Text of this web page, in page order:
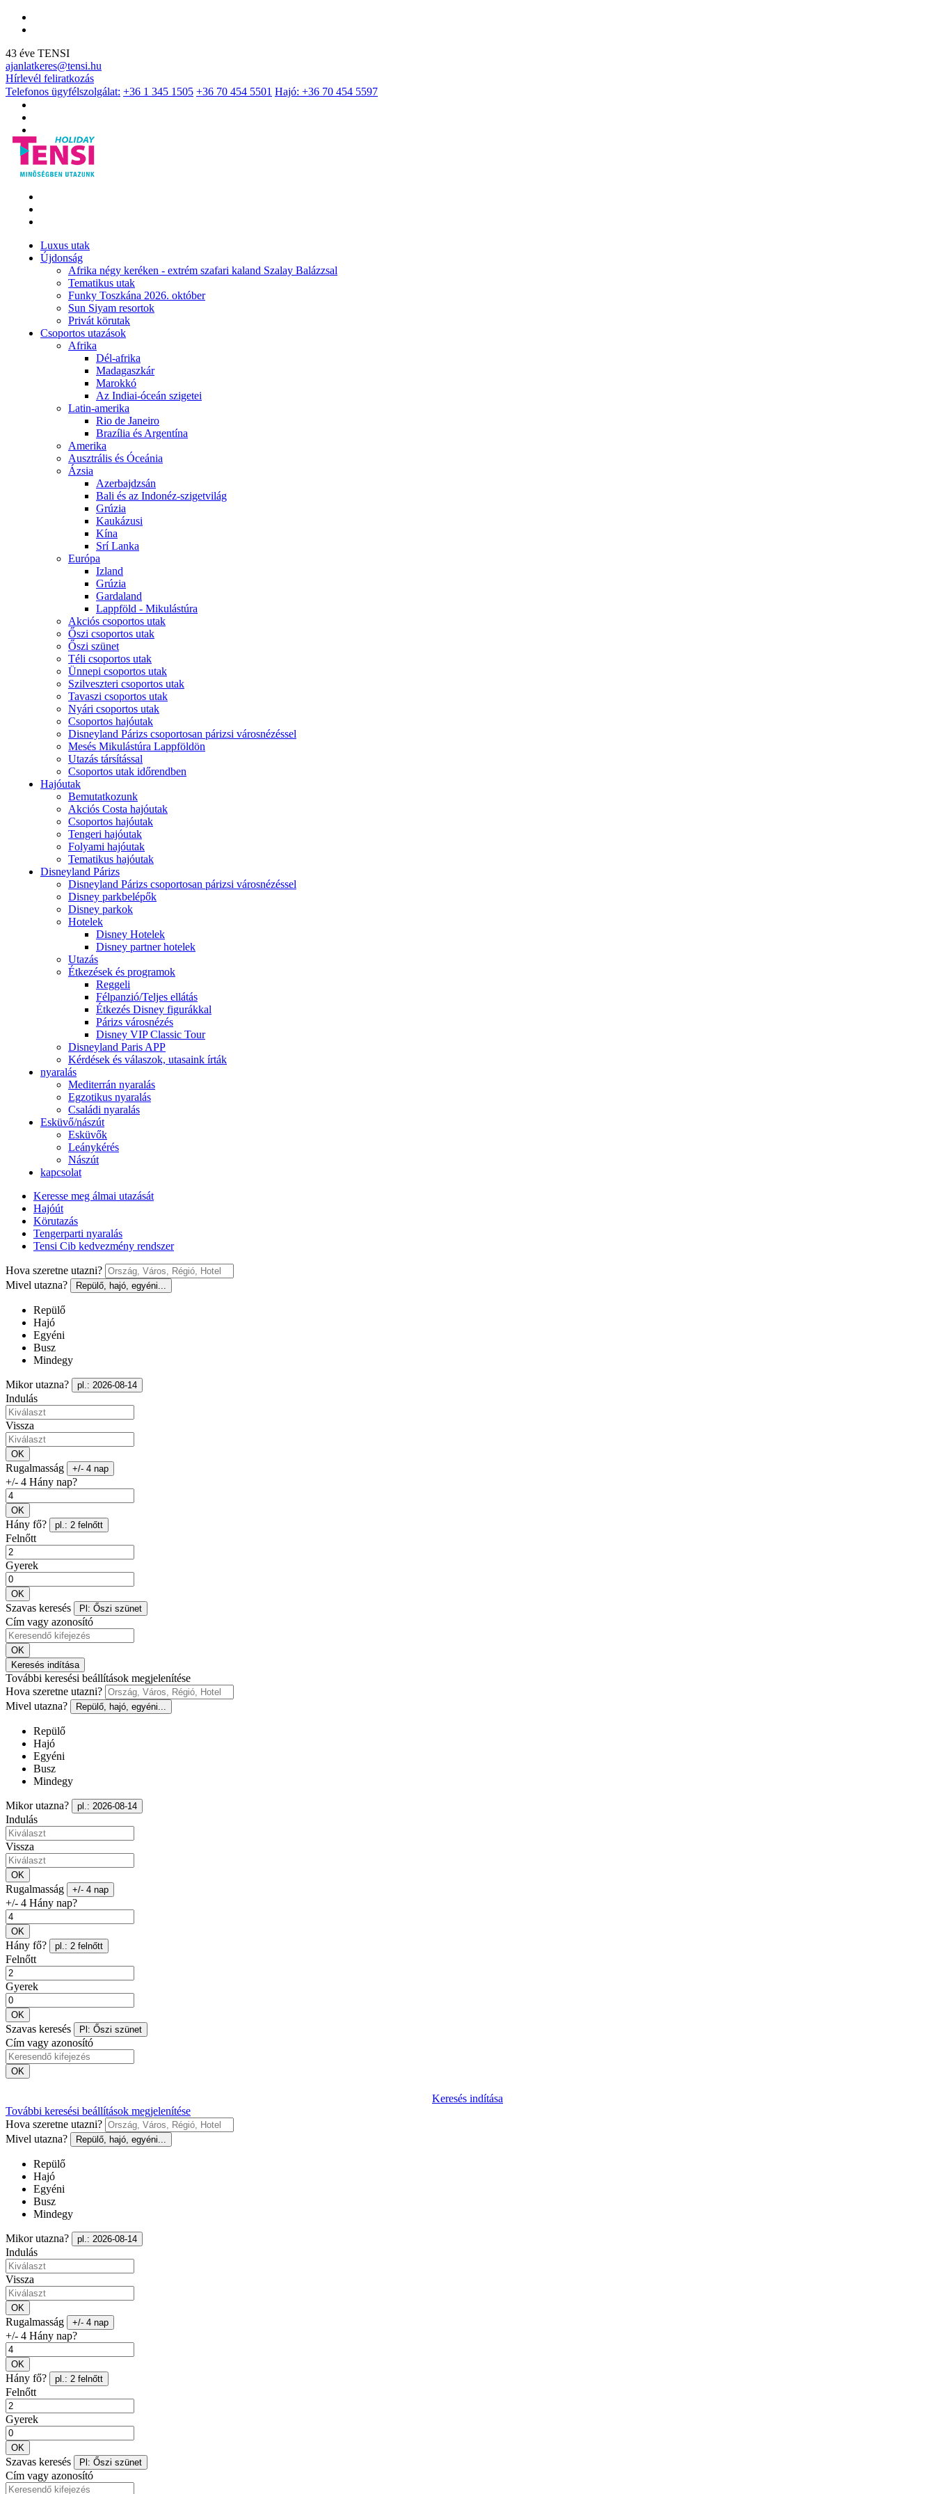
43 éve TENSI
ajanlatkeres@tensi.hu
Hírlevél feliratkozás
Telefonos ügyfélszolgálat: +36 1 345 1505 +36 70 454 5501 Hajó: +36 70 454 5597
Luxus utak
Újdonság
Afrika négy keréken - extrém szafari kaland Szalay Balázzsal
Tematikus utak
Funky Toszkána 2026. október
Sun Siyam resortok
Privát körutak
Csoportos utazások
Afrika
Dél-afrika
Madagaszkár
Marokkó
Az Indiai-óceán szigetei
Latin-amerika
Rio de Janeiro
Brazília és Argentína
Amerika
Ausztrális és Óceánia
Ázsia
Azerbajdzsán
Bali és az Indonéz-szigetvilág
Grúzia
Kaukázusi
Kína
Srí Lanka
Európa
Izland
Grúzia
Gardaland
Lappföld - Mikulástúra
Akciós csoportos utak
Őszi csoportos utak
Őszi szünet
Téli csoportos utak
Ünnepi csoportos utak
Szilveszteri csoportos utak
Tavaszi csoportos utak
Nyári csoportos utak
Csoportos hajóutak
Disneyland Párizs csoportosan párizsi városnézéssel
Mesés Mikulástúra Lappföldön
Utazás társítással
Csoportos utak időrendben
Hajóutak
Bemutatkozunk
Akciós Costa hajóutak
Csoportos hajóutak
Tengeri hajóutak
Folyami hajóutak
Tematikus hajóutak
Disneyland Párizs
Disneyland Párizs csoportosan párizsi városnézéssel
Disney parkbelépők
Disney parkok
Hotelek
Disney Hotelek
Disney partner hotelek
Utazás
Étkezések és programok
Reggeli
Félpanzió/Teljes ellátás
Étkezés Disney figurákkal
Párizs városnézés
Disney VIP Classic Tour
Disneyland Paris APP
Kérdések és válaszok, utasaink írták
nyaralás
Mediterrán nyaralás
Egzotikus nyaralás
Családi nyaralás
Esküvő/nászút
Esküvők
Leánykérés
Nászút
kapcsolat
Keresse meg álmai utazását
Hajóút
Körutazás
Tengerparti nyaralás
Tensi Cib kedvezmény rendszer
Hova szeretne utazni?
Mivel utazna?
Repülő, hajó, egyéni...
Repülő
Hajó
Egyéni
Busz
Mindegy
Mikor utazna? pl.: 2026-08-14
Indulás
Vissza
OK
Rugalmasság +/- 4 nap
+/- 4 Hány nap?
OK
Hány fő? pl.: 2 felnőtt
Felnőtt
Gyerek
OK
Szavas keresés Pl: Őszi szünet
Cím vagy azonosító
OK
Keresés indítása
További keresési beállítások megjelenítése
Hova szeretne utazni?
Mivel utazna?
Repülő, hajó, egyéni...
Repülő
Hajó
Egyéni
Busz
Mindegy
Mikor utazna? pl.: 2026-08-14
Indulás
Vissza
OK
Rugalmasság +/- 4 nap
+/- 4 Hány nap?
OK
Hány fő? pl.: 2 felnőtt
Felnőtt
Gyerek
OK
Szavas keresés Pl: Őszi szünet
Cím vagy azonosító
OK
Keresés indítása
További keresési beállítások megjelenítése
Hova szeretne utazni?
Mivel utazna?
Repülő, hajó, egyéni...
Repülő
Hajó
Egyéni
Busz
Mindegy
Mikor utazna? pl.: 2026-08-14
Indulás
Vissza
OK
Rugalmasság +/- 4 nap
+/- 4 Hány nap?
OK
Hány fő? pl.: 2 felnőtt
Felnőtt
Gyerek
OK
Szavas keresés Pl: Őszi szünet
Cím vagy azonosító